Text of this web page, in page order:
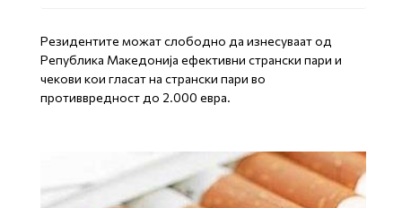
Резидентите можат слободно да изнесуваат од
Република Македонија ефективни странски пари и
чекови кои гласат на странски пари во
противвредност до 2.000 евра.